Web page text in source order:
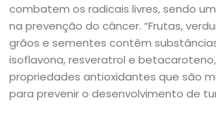
combatem os radicais livres, sendo
na prevenção do câncer. “Frutas,
grãos e sementes contêm
isoflavona, resveratrol e
propriedades antioxidantes que são
para prevenir o desenvolvimento de